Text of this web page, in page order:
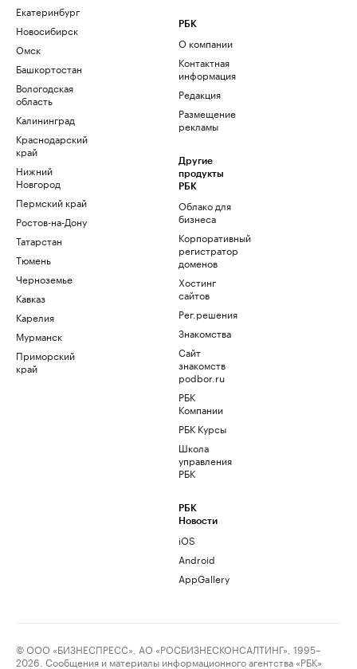
Екатеринбург
Новосибирск
Омск
Башкортостан
Вологодская
область
Калининград
Краснодарский
край
Нижний
Новгород
Пермский край
Ростов-на-Дону
Татарстан
Тюмень
Черноземье
Кавказ
Карелия
Мурманск
Приморский
край
РБК
О компании
Контактная
информация
Редакция
Размещение
рекламы
Другие
продукты
РБК
Облако для
бизнеса
Корпоративный
регистратор
доменов
Хостинг
сайтов
Рег.решения
Знакомства
Сайт
знакомств
podbor.ru
РБК
Компании
РБК Курсы
Школа
управления
РБК
РБК
Новости
iOS
Android
AppGallery
© ООО «БИЗНЕСПРЕСС», АО «РОСБИЗНЕСКОНСАЛТИНГ», 1995–
2026. Сообщения и материалы информационного агентства «РБК»